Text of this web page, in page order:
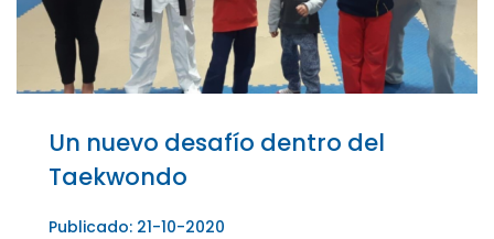
Un nuevo desafío dentro del
Taekwondo
Publicado: 21-10-2020